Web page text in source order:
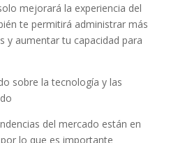
mejorará la experiencia del
te permitirá administrar más
y aumentar tu capacidad para
sobre la tecnología y las
del mercado están en
lo que es importante